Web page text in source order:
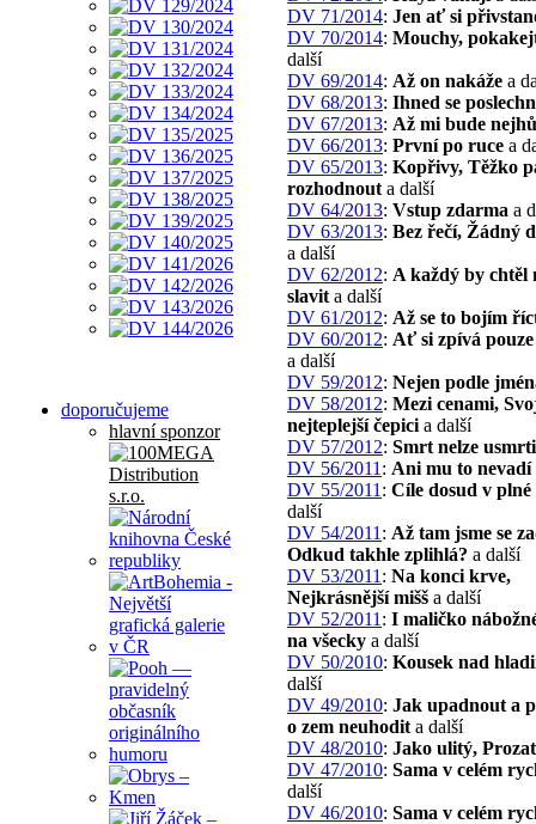
doporučujeme
hlavní sponzor
DV 71/2014: Jen ať si
DV 70/2014: Mouchy,
další
DV 69/2014: Až on nakáže a
DV 68/2013: Ihned se
DV 67/2013: Až mi bude
DV 66/2013: První po ruce a
DV 65/2013: Kopřivy, Těžko
rozhodnout a další
DV 64/2013: Vstup zdarma a
DV 63/2013: Bez řečí, Žádný
a další
DV 62/2012: A každý by chtěl
slavit a další
DV 61/2012: Až se to bojím
DV 60/2012: Ať si zpívá pouze
a další
DV 59/2012: Nejen podle
DV 58/2012: Mezi cenami,
nejteplejší čepici a další
DV 57/2012: Smrt nelze
DV 56/2011 : Ani mu to nevadí
DV 55/2011 : Cíle dosud v plné
další
DV 54/2011 : Až tam jsme se
Odkud takhle zplihlá? a další
DV 53/2011 : Na konci krve,
Nejkrásnější mišš a další
DV 52/2011 : I maličko
na všecky a další
DV 50/2010: Kousek nad
další
DV 49/2010: Jak upadnout a
o zem neuhodit a další
DV 48/2010: Jako ulitý,
DV 47/2010: Sama v celém
další
DV 46/2010: Sama v celém